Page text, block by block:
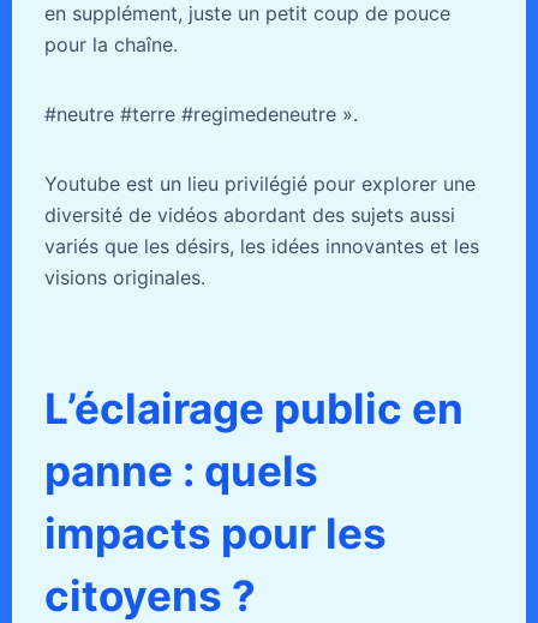
en supplément, juste un petit coup de pouce
pour la chaîne.
#neutre #terre #regimedeneutre ».
Youtube est un lieu privilégié pour explorer une
diversité de vidéos abordant des sujets aussi
variés que les désirs, les idées innovantes et les
visions originales.
L’éclairage public en
panne : quels
impacts pour les
citoyens ?